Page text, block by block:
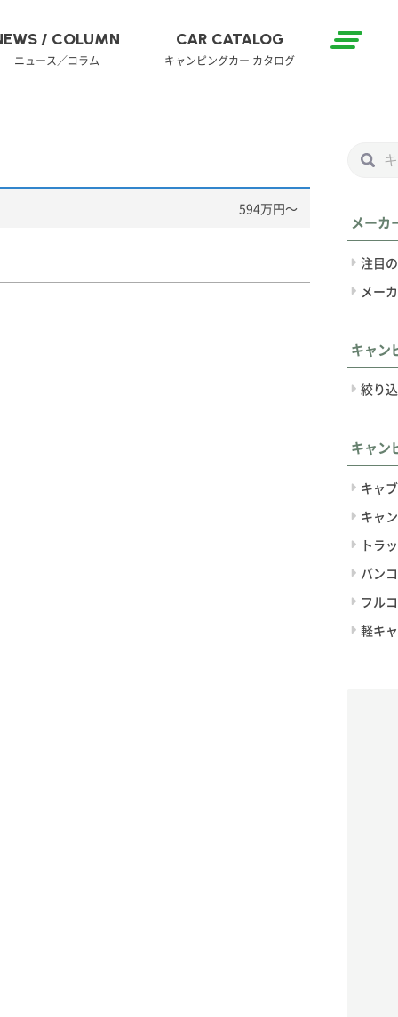
/ COLUMN
ニュース／コラム
CAR CATALOG
キャンピングカー カタログ
594万円〜
メーカ
注目
メー
キャン
絞り
キャン
キャ
キャ
トラ
バン
フル
軽キ